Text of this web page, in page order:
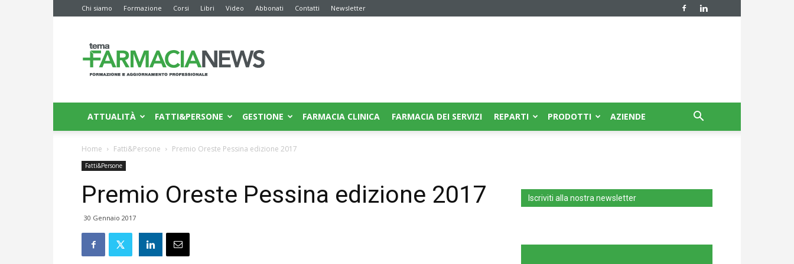
Chi siamo Formazione Corsi Libri Video Abbonati Contatti Newsletter
News
ATTUALITÀ FATTI&PERSONE GESTIONE FARMACIA CLINICA FARMACIA DEI SERVIZI REPARTI PRODOTTI AZIENDE
Home Fatti&Persone Premio Oreste Pessina edizione 2017
Fatti&Persone
Premio Oreste Pessina edizione 2017
30 Gennaio 2017
Iscriviti alla nostra newsletter